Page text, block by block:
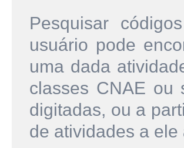
Pesquisar
usuário pode
uma dada
classes CNAE ou
digitadas, ou a
de atividades a